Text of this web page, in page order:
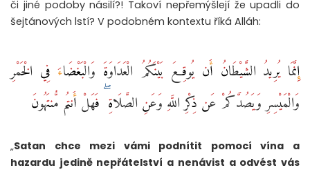
či jiné podoby násilí?! Takoví nepřemýšlejí že upadli do
šejtánových lstí? V podobném kontextu říká Alláh:
إِنَّمَا يُرِيدُ الشَّيْطَانُ أَن يُوقِعَ بَيْنَكُمُ الْعَدَاوَةَ وَالْبَغْضَاءَ فِي الْخَمْرِ
وَالْمَيْسِرِ وَيَصُدَّكُمْ عَن ذِكْرِ اللَّهِ وَعَنِ الصَّلَاةِ ۖ فَهَلْ أَنتُم مُّنتَهُونَ
„Satan chce mezi vámi podnítit pomocí vína a
hazardu jedině nepřátelství a nenávist a odvést vás